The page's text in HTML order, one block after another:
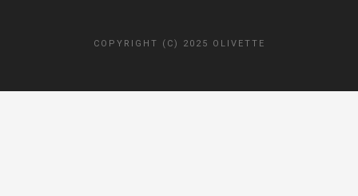
COPYRIGHT (C) 2025 OLIVETTE